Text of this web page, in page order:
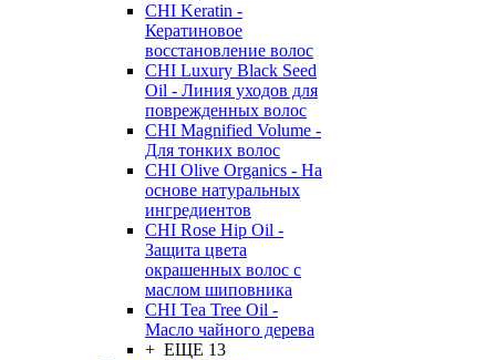
CHI Keratin -
Кератиновое
восстановление волос
CHI Luxury Black Seed
Oil - Линия уходов для
поврежденных волос
CHI Magnified Volume -
Для тонких волос
CHI Olive Organics - На
основе натуральных
ингредиентов
CHI Rose Hip Oil -
Защита цвета
окрашенных волос с
маслом шиповника
CHI Tea Tree Oil -
Масло чайного дерева
+ ЕЩЕ 13